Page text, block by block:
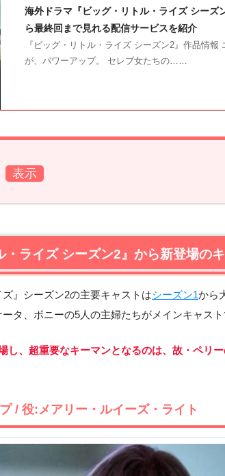
海外ドラマ『ビッグ・リトル・ライズ シーズ
ら最終回まで見れる配信サービスを紹介
『ビッグ・リトル・ライズ シーズン2』作品情報
が、パワーアップ。 セレブ女たちの……
・ライズ シーズン2』から新登場のキャスト
ッグ・リトル・ライズ シーズン2』あらすじ
ら数ヶ月…。子供たちの新学期から始まるシーズン
わるメアリー・ルイーズ。事態は泥沼の双子争奪
になったメアリー・ルイーズの過去の闇
ル・ライズ シーズン2』まとめ
・ライズ シーズン2』から新登場の
ズ』シーズン2の主要キャストはシーズン1から
タ、ボニーの5人の主婦たちがメインキャスト
し、超重要なキーマンとなるのは、故・ペリ
/ 役:メアリー・ルイーズ・ライト